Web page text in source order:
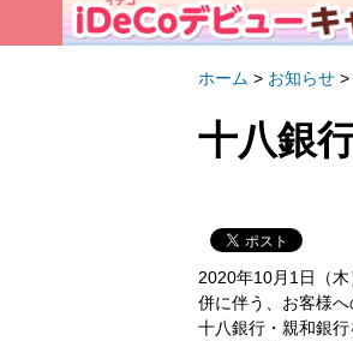
ホーム > お知らせ >
十八銀
2020年10月1日（
併に伴う、お客様
十八銀行・親和銀